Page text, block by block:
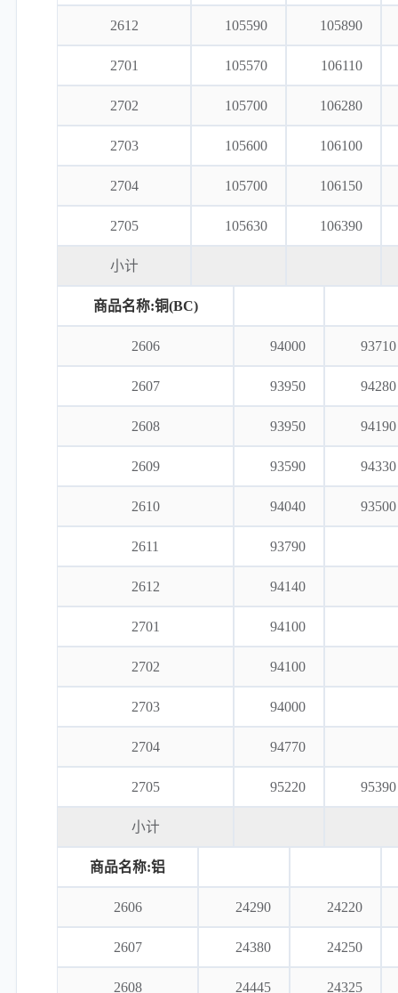
2612 105590 105890
2701 105570 106110
2702 105700 106280
2703 105600 106100
2704 105700 106150
2705 105630 106390
小计
商品名称:铜(BC)
2606 94000 93710
2607 93950 94280
2608 93950 94190
2609 93590 94330
2610 94040 93500
2611 93790
2612 94140
2701 94100
2702 94100
2703 94000
2704 94770
2705 95220 95390
小计
商品名称:铝
2606 24290 24220
2607 24380 24250
2608 24445 24325